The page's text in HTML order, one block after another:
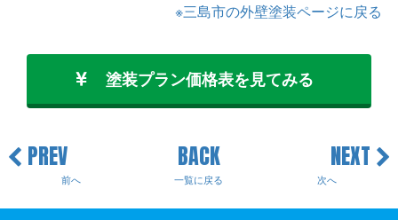
※三島市の外壁塗装ページに戻る
塗装プラン価格表を見てみる
PREV
前へ
BACK
一覧に戻る
NEXT
次へ